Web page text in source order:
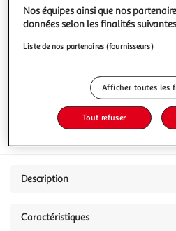
Vous voulez connaître le
Afficher le
Description
Caractéristiques
Nos équipes ainsi que nos
données selon les finalités
Liste de nos partenaires (fournisseurs)
Afficher toutes les
Tout refuser